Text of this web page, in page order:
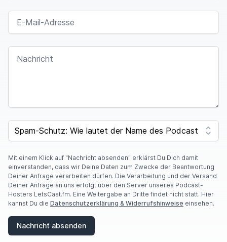
E-MAIL-ADRESSE
NACHRICHT
SPAM CAPTCHA
Mit einem Klick auf "Nachricht absenden" erklärst Du Dich damit
einverstanden, dass wir Deine Daten zum Zwecke der Beantwortung
Deiner Anfrage verarbeiten dürfen. Die Verarbeitung und der Versand
Deiner Anfrage an uns erfolgt über den Server unseres Podcast-
Hosters LetsCast.fm. Eine Weitergabe an Dritte findet nicht statt. Hier
kannst Du die Datenschutzerklärung & Widerrufshinweise einsehen.
Nachricht absenden